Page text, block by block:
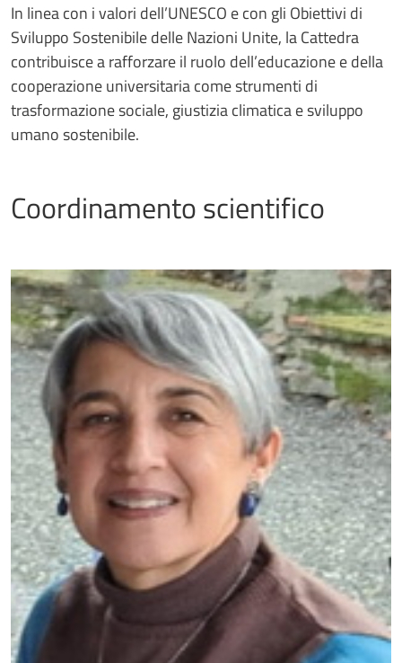
In linea con i valori dell’UNESCO e con gli Obiettivi di
Sviluppo Sostenibile delle Nazioni Unite, la Cattedra
contribuisce a rafforzare il ruolo dell’educazione e della
cooperazione universitaria come strumenti di
trasformazione sociale, giustizia climatica e sviluppo
umano sostenibile.
Coordinamento scientifico
Immagine